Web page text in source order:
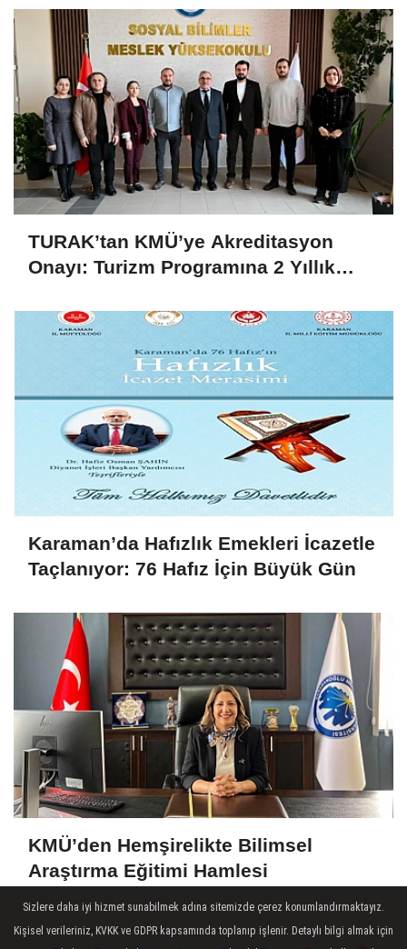
TURAK’tan KMÜ’ye Akreditasyon
Onayı: Turizm Programına 2 Yıllık
Karaman’da Hafızlık Emekleri İcazetle
Taçlanıyor: 76 Hafız İçin Büyük Gün
KMÜ’den Hemşirelikte Bilimsel
Araştırma Eğitimi Hamlesi
SON HABERLER
Sizlere daha iyi hizmet sunabilmek adına sitemizde çerez konumlandırmaktayız.
Kişisel verileriniz, KVKK ve GDPR kapsamında toplanıp işlenir. Detaylı bilgi almak için